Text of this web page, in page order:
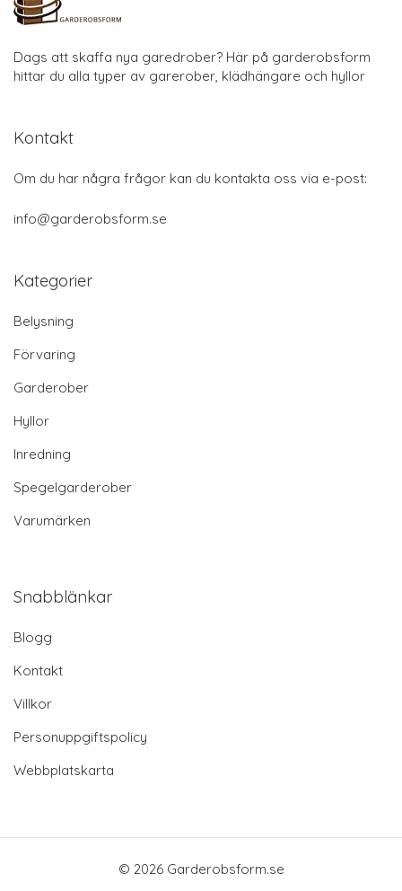
Dags att skaffa nya garedrober? Här på garderobsform
hittar du alla typer av garerober, klädhängare och hyllor
Kontakt
Om du har några frågor kan du kontakta oss via e-post:
info@garderobsform.se
Kategorier
Belysning
Förvaring
Garderober
Hyllor
Inredning
Spegelgarderober
Varumärken
Snabblänkar
Blogg
Kontakt
Villkor
Personuppgiftspolicy
Webbplatskarta
© 2026 Garderobsform.se